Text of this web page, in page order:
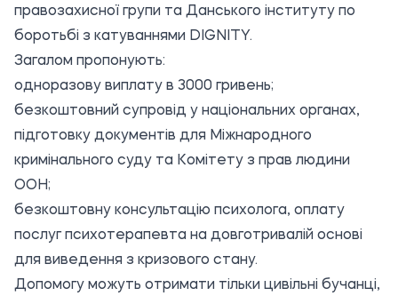
правозахисної групи та Данського інституту по
боротьбі з катуваннями DIGNITY.
Загалом пропонують:
одноразову виплату в 3000 гривень;
безкоштовний супровід у національних органах,
підготовку документів для Міжнародного
кримінального суду та Комітету з прав людини
ООН;
безкоштовну консультацію психолога, оплату
послуг психотерапевта на довготривалій основі
для виведення з кризового стану.
Допомогу можуть отримати тільки цивільні бучанці,